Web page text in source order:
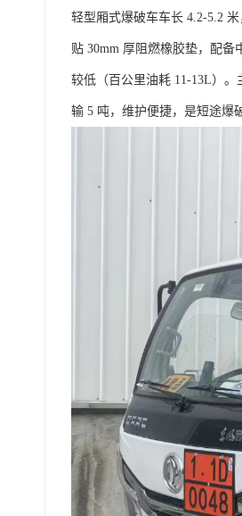
轻型厢式爆破车车长 4.2-5.2
贴 30mm 厚阻燃橡胶垫，配
较低（百公里油耗 11-13L）
输 5 吨，维护便捷，是短途爆